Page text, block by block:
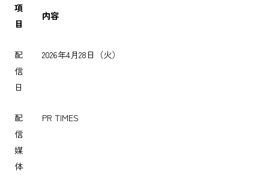
項
目
内容
配
信
日
2026年4月28日（火）
配
信
媒
体
PR TIMES